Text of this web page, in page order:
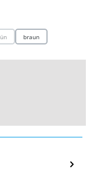
verfügbar.)
(Diese Option ist zurzeit nicht
braun